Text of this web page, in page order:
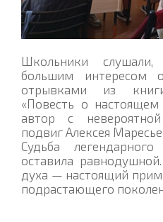
Школьники
большим интересом
отрывками из
«Повесть о
автор с
подвиг Алексея
Судьба
оставила
духа — настоящий
подрастающего